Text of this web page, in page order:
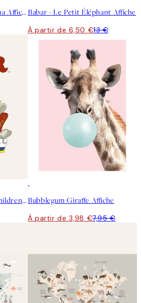
Elsa Beskow - Thumbelina Affiche Babar - Le Petit Éléphant Affiche
À partir de 6,50 €13 €
Babar - Babar and His Children AfficheBubblegum Giraffe Affiche
À partir de 3,98 €7,95 €